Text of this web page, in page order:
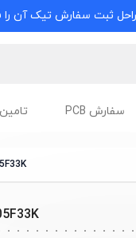
ثبت سفارش تیک آن را
سفارش PCB